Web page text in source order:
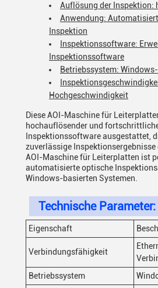
Auflösung der Inspektion:
Anwendung:
Inspektion
Inspektionssoftware:
Inspektionssoftware
Betriebssystem:
Hochgeschwindigkeit
Diese AOI-Maschine für
hochauflösender und
Inspektionssoftware ausgestattet,
zuverlässige
AOI-Maschine für Leiterplatten ist
automatisierte optische
Windows-basierten Systemen.
Technische Parameter:
Eigenschaft
Verbindungsfähigkeit
Betriebssystem